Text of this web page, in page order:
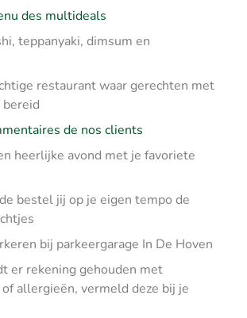
des multideals
teppanyaki, dimsum en
restaurant waar gerechten met
de nos clients
heerlijke avond met je favoriete
bestel jij op je eigen tempo de
bij parkeergarage In De Hoven
er rekening gehouden met
allergieën, vermeld deze bij je